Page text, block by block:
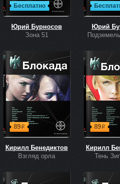
Бесплатно
Юрий Бурносов
Зона 51
Юрий
89р
Кирилл Бенедиктов
Взгляд орла
89р
Кирилл
Тень